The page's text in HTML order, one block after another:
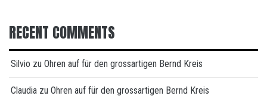
RECENT COMMENTS
Silvio zu Ohren auf für den grossartigen Bernd Kreis
Claudia zu Ohren auf für den grossartigen Bernd Kreis